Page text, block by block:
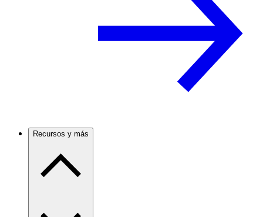
Recursos y más